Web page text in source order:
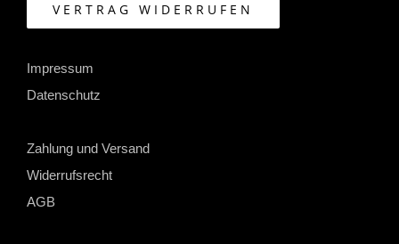
VERTRAG WIDERRUFEN
Impressum
Datenschutz
Zahlung und Versand
Widerrufsrecht
AGB